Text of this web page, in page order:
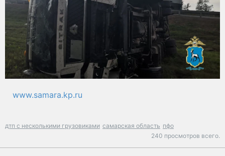
www.samara.kp.ru
дтп с несколькими грузовиками самарская область пфо
240 просмотров всего.